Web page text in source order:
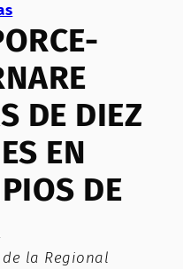
DE DIEZ
EN
DE
la Regional